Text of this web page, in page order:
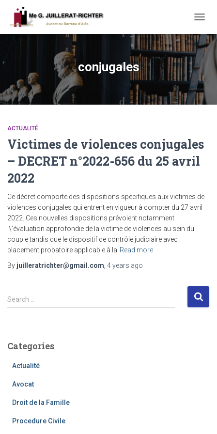
conjugales
ACTUALITÉ
Victimes de violences conjugales
– DECRET n°2022-656 du 25 avril
2022
Ce décret comporte des dispositions spécifiques aux victimes de
violences conjugales qui entrent en vigueur à compter du 27 avril
2022. Ces nouvelles dispositions prévoient notamment
l\’évaluation approfondie de la victime de violences au sein du
couple tandis que le dispositif de contrôle judiciaire avec
placement probatoire applicable à la Read more
By juilleratrichter@gmail.com 4 years ago
S
e
h
Search …
Categories
Actualité
Avocat
Droit de la Famille
Procedure Civile